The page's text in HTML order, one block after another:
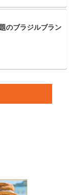
のブラジルブラン